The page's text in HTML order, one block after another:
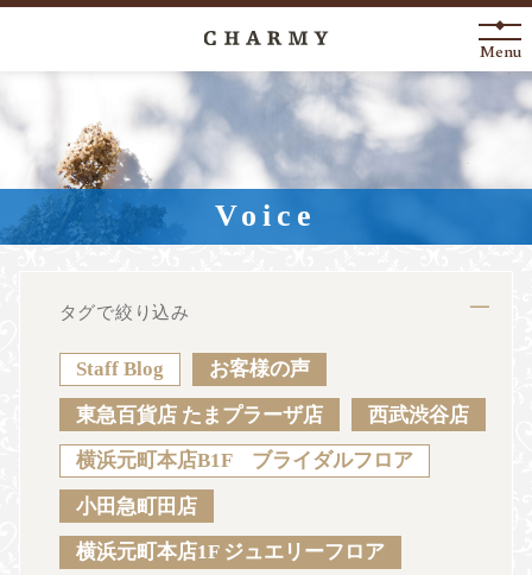
New Arrival
About
Engagement Ring
Anniversary
News Blog
Sustainability Voice Catalog
Menu
Voice
タグで絞り込み
Staff Blog お客様の声
東急百貨店 たまプラーザ店 西武渋谷店
横浜元町本店B1F ブライダルフロア
小田急町田店
横浜元町本店1F ジュエリーフロア